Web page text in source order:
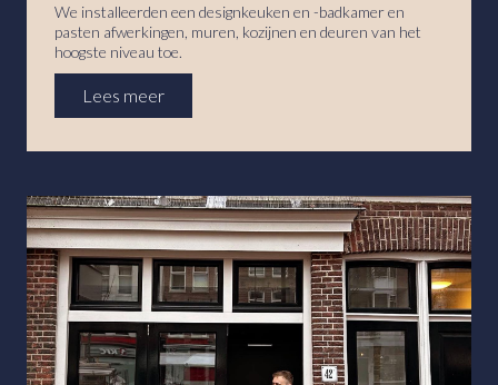
We installeerden een designkeuken en -badkamer en
pasten afwerkingen, muren, kozijnen en deuren van het
hoogste niveau toe.
Lees meer